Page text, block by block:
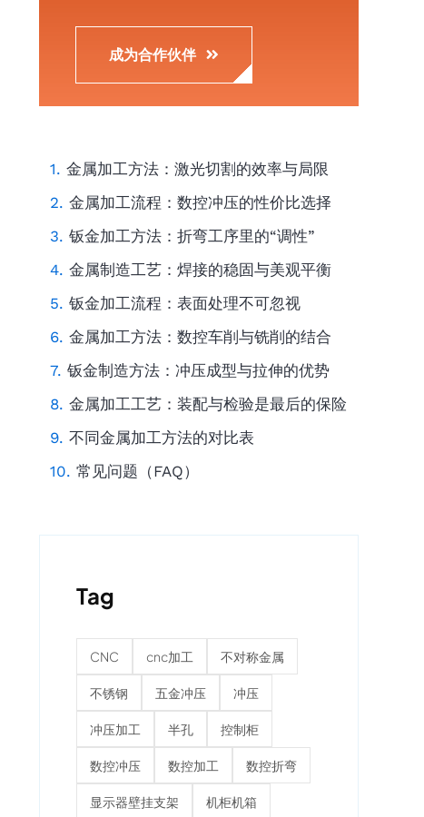
成为合作伙伴
金属加工方法：激光切割的效率与局限
金属加工流程：数控冲压的性价比选择
钣金加工方法：折弯工序里的“调性”
金属制造工艺：焊接的稳固与美观平衡
钣金加工流程：表面处理不可忽视
金属加工方法：数控车削与铣削的结合
钣金制造方法：冲压成型与拉伸的优势
金属加工工艺：装配与检验是最后的保险
不同金属加工方法的对比表
常见问题（FAQ）
Tag
CNC cnc加工 不对称金属
不锈钢 五金冲压 冲压
冲压加工 半孔 控制柜
数控冲压 数控加工 数控折弯
显示器壁挂支架 机柜机箱